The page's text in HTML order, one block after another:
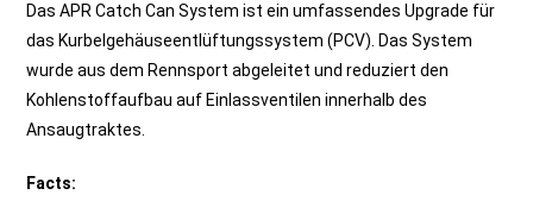
Das APR Catch Can System ist ein umfassendes Upgrade für
das Kurbelgehäuseentlüftungssystem (PCV). Das System
wurde aus dem Rennsport abgeleitet und reduziert den
Kohlenstoffaufbau auf Einlassventilen innerhalb des
Ansaugtraktes.
Facts: